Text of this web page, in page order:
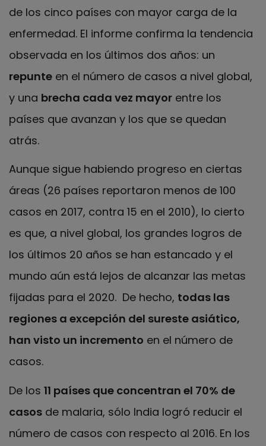
de los cinco países con mayor carga de la
enfermedad. El informe confirma la tendencia
observada en los últimos dos años: un
repunte en el número de casos a nivel global,
y una brecha cada vez mayor entre los
países que avanzan y los que se quedan
atrás.
Aunque sigue habiendo progreso en ciertas
áreas (26 países reportaron menos de 100
casos en 2017, contra 15 en el 2010), lo cierto
es que, a nivel global, los grandes logros de
los últimos 20 años se han estancado y el
mundo aún está lejos de alcanzar las metas
fijadas para el 2020. De hecho, todas las
regiones a excepción del sureste asiático,
han visto un incremento en el número de
casos.
De los 11 países que concentran el 70% de
casos de malaria, sólo India logró reducir el
número de casos con respecto al 2016. En los